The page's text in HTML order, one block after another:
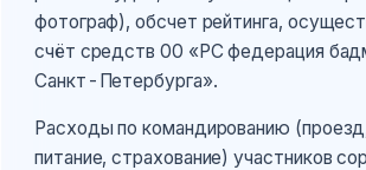
фотограф), обсчет рейтинга,
счёт средств 00 «РС федерация
Санкт-Петербурга».
Расходы по командированию
питание, страхование) участников